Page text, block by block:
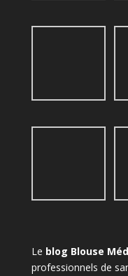
Le blog Blouse
professionnels de